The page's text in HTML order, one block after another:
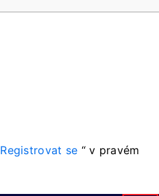
Registrovat se “ v pravém